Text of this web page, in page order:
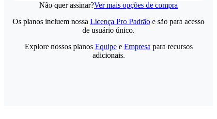
Não quer assinar?Ver mais opções de compra
Os planos incluem nossa Licença Pro Padrão e são para acesso
de usuário único.
Explore nossos planos Equipee Empresa para recursos
adicionais.